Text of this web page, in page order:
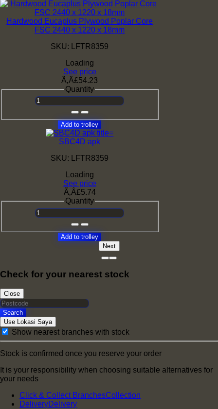
Hardwood Eucaplus Plywood Poplar Core
FSC 2440 x 1220 x 18mm
SKU: LFTR8359
Loading
See price
Ã‚Â£54.23
Quantity
Add to trolley
SBC4D apk
SKU: LFTR8359
Loading
See price
Ã‚Â£5.74
Quantity
Add to trolley
Next
Check for your nearest stock
Close
Search
Use Lokasi Saya
Show nearest branches with stock
Stock is confirmed once you reserve your order
It is your responsibility when choosing suitable alternatives for
your needs
Click & Collect BranchesCollection
DeliveryDelivery